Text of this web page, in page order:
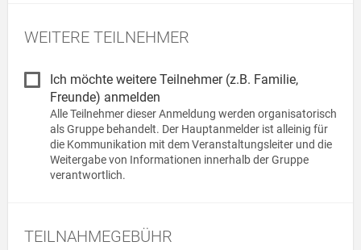
WEITERE TEILNEHMER
Ich möchte weitere Teilnehmer (z.B. Familie,
Freunde) anmelden
Alle Teilnehmer dieser Anmeldung werden organisatorisch
als Gruppe behandelt. Der Haupt­anmelder ist alleinig für
die Kommunikation mit dem Veran­staltungs­leiter und die
Weitergabe von Informationen innerhalb der Gruppe
verantwortlich.
TEILNAHMEGEBÜHR